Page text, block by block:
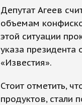
Депутат Агеев
объемам
этой ситуации
указа
«Известия».
Стоит отметить,
продуктов, стали